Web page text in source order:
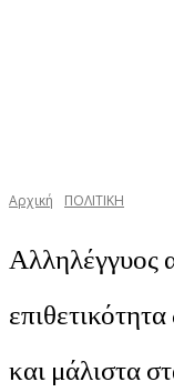
Αρχική ΠΟΛΙΤΙΚΗ
Αλληλέγγυος
και μάλιστα